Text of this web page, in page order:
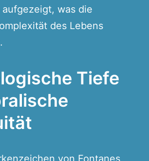
aufgezeigt, was die
des Lebens
Tiefe
von Fontanes